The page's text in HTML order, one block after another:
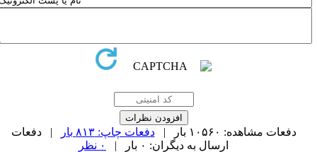
دفعات مشاهده: ۱۰۵۶۰ بار | دفعات چاپ: ۸۱۳ بار
| دفعات
ارسال به دیگران: ۰ بار |